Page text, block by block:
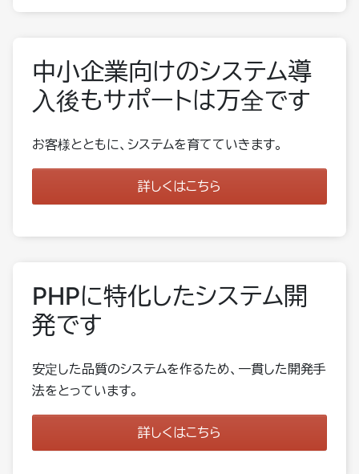
中小企業向けのシステム導
入後もサポートは万全です
お客様とともに、システムを育てていきます。
詳しくはこちら
PHPに特化したシステム開
発です
安定した品質のシステムを作るため、一貫した開発手
法をとっています。
詳しくはこちら